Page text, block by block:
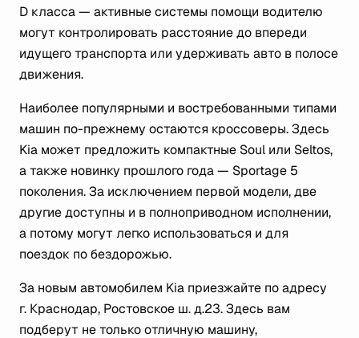
D класса — активные системы помощи водителю
могут контролировать расстояние до впереди
идущего транспорта или удерживать авто в полосе
движения.
Наиболее популярными и востребованными типами
машин по-прежнему остаются кроссоверы. Здесь
Kia может предложить компактные Soul или Seltos,
а также новинку прошлого года — Sportage 5
поколения. За исключением первой модели, две
другие доступны и в полноприводном исполнении,
а потому могут легко использоваться и для
поездок по бездорожью.
За новым автомобилем Kia приезжайте по адресу
г. Краснодар, Ростовское ш. д.23. Здесь вам
подберут не только отличную машину,